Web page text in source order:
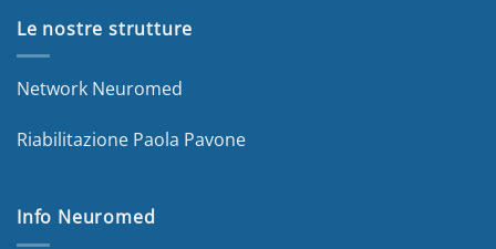
Le nostre strutture
Network Neuromed
Riabilitazione Paola Pavone
Info Neuromed